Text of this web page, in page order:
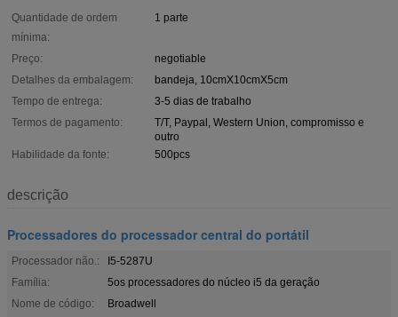
Quantidade de ordem
mínima:
1 parte
Preço:
negotiable
Detalhes da embalagem:
bandeja, 10cmX10cmX5cm
Tempo de entrega:
3-5 dias de trabalho
Termos de pagamento:
T/T, Paypal, Western Union, compromisso e
outro
Habilidade da fonte:
500pcs
descrição
Processadores do processador central do portátil
Processador não.:
I5-5287U
Família:
5os processadores do núcleo i5 da geração
Nome de código:
Broadwell